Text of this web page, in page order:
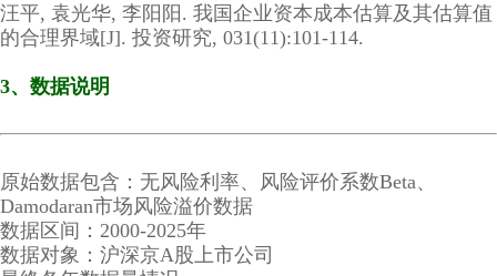
汪平, 袁光华, 李阳阳. 我国企业资本成本估算及其估算值
的合理界域[J]. 投资研究, 031(11):101-114.
3、数据说明
原始数据包含：无风险利率、风险评价系数Beta、
Damodaran市场风险溢价数据
数据区间：2000-2025年
数据对象：沪深京A股上市公司